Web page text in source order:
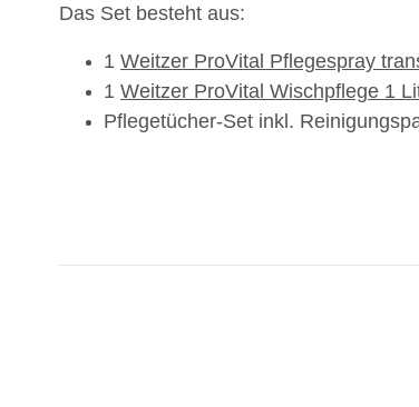
Das Set besteht aus:
1 Weitzer ProVital Pflegespray
1 Weitzer ProVital Wischpflege 1
Pflegetücher-Set inkl.